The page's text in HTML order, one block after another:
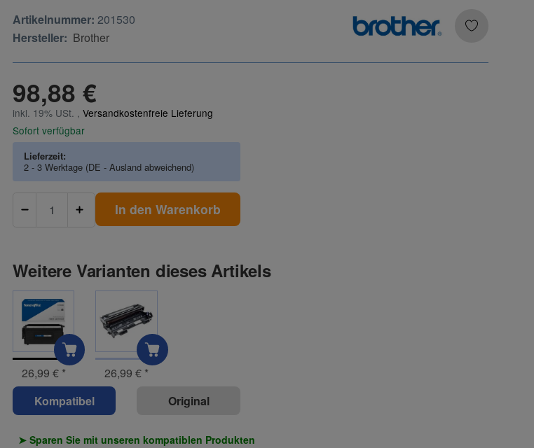
Artikelnummer: 201530
Hersteller: Brother
98,88 €
inkl. 19% USt. ,Versandkostenfreie Lieferung
Sofort verfügbar
Lieferzeit:
2 - 3 Werktage (DE - Ausland abweichend)
In den Warenkorb
Weitere Varianten dieses Artikels
26,99 € * 26,99 € *
Kompatibel
Original
➤ Sparen Sie mit unseren kompatiblen Produkten